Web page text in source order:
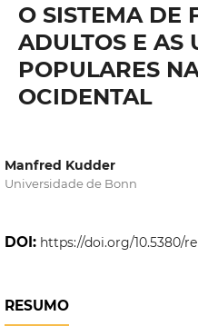
O SISTEMA DE
ADULTOS E AS
POPULARES
OCIDENTAL
Manfred Kudder
Universidade de Bonn
DOI: https://doi.org/10.5380/
RESUMO